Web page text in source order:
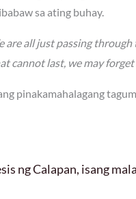
sa ating buhay.
are all just passing
cannot last, we may forget
pinakamahalagang
ng Calapan, isang